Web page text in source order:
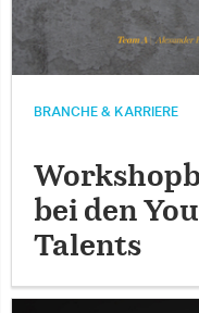
BRANCHE & KARRIERE
bei den
Talents